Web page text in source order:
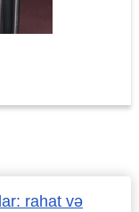
rahat və